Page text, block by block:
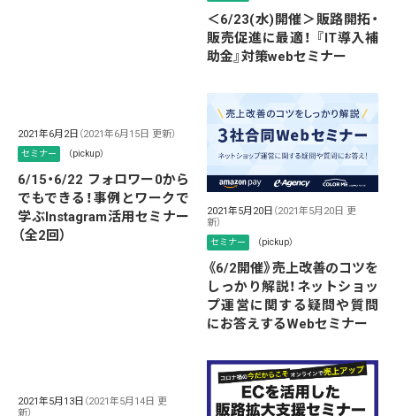
＜6/23(水)開催＞販路開拓・
販売促進に最適！ 『IT導入補
助金』対策webセミナー
2021年6月2日 （2021年6月15日 更新）
セミナー （pickup）
6/15・6/22 フォロワー0から
でもできる！事例とワークで
学ぶInstagram活用セミナー
（全2回）
2021年5月20日 （2021年5月20日 更
新）
セミナー （pickup）
《6/2開催》売上改善のコツを
しっかり解説！ネットショッ
プ運営に関する疑問や質問
にお答えするWebセミナー
2021年5月13日 （2021年5月14日 更
新）